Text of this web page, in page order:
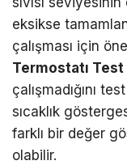
eksikse
çalışması için
Termostatı Test
çalışmadığını
sıcaklık
farklı bir değer
olabilir.